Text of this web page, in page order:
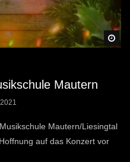
Mautern
Mautern/Liesingtal
auf das Konzert vor